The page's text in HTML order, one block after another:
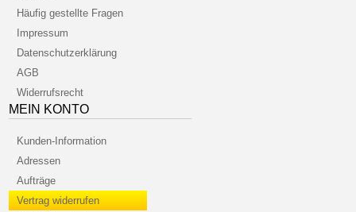
Häufig gestellte Fragen
Impressum
Datenschutzerklärung
AGB
Widerrufsrecht
MEIN KONTO
Kunden-Information
Adressen
Aufträge
Vertrag widerrufen